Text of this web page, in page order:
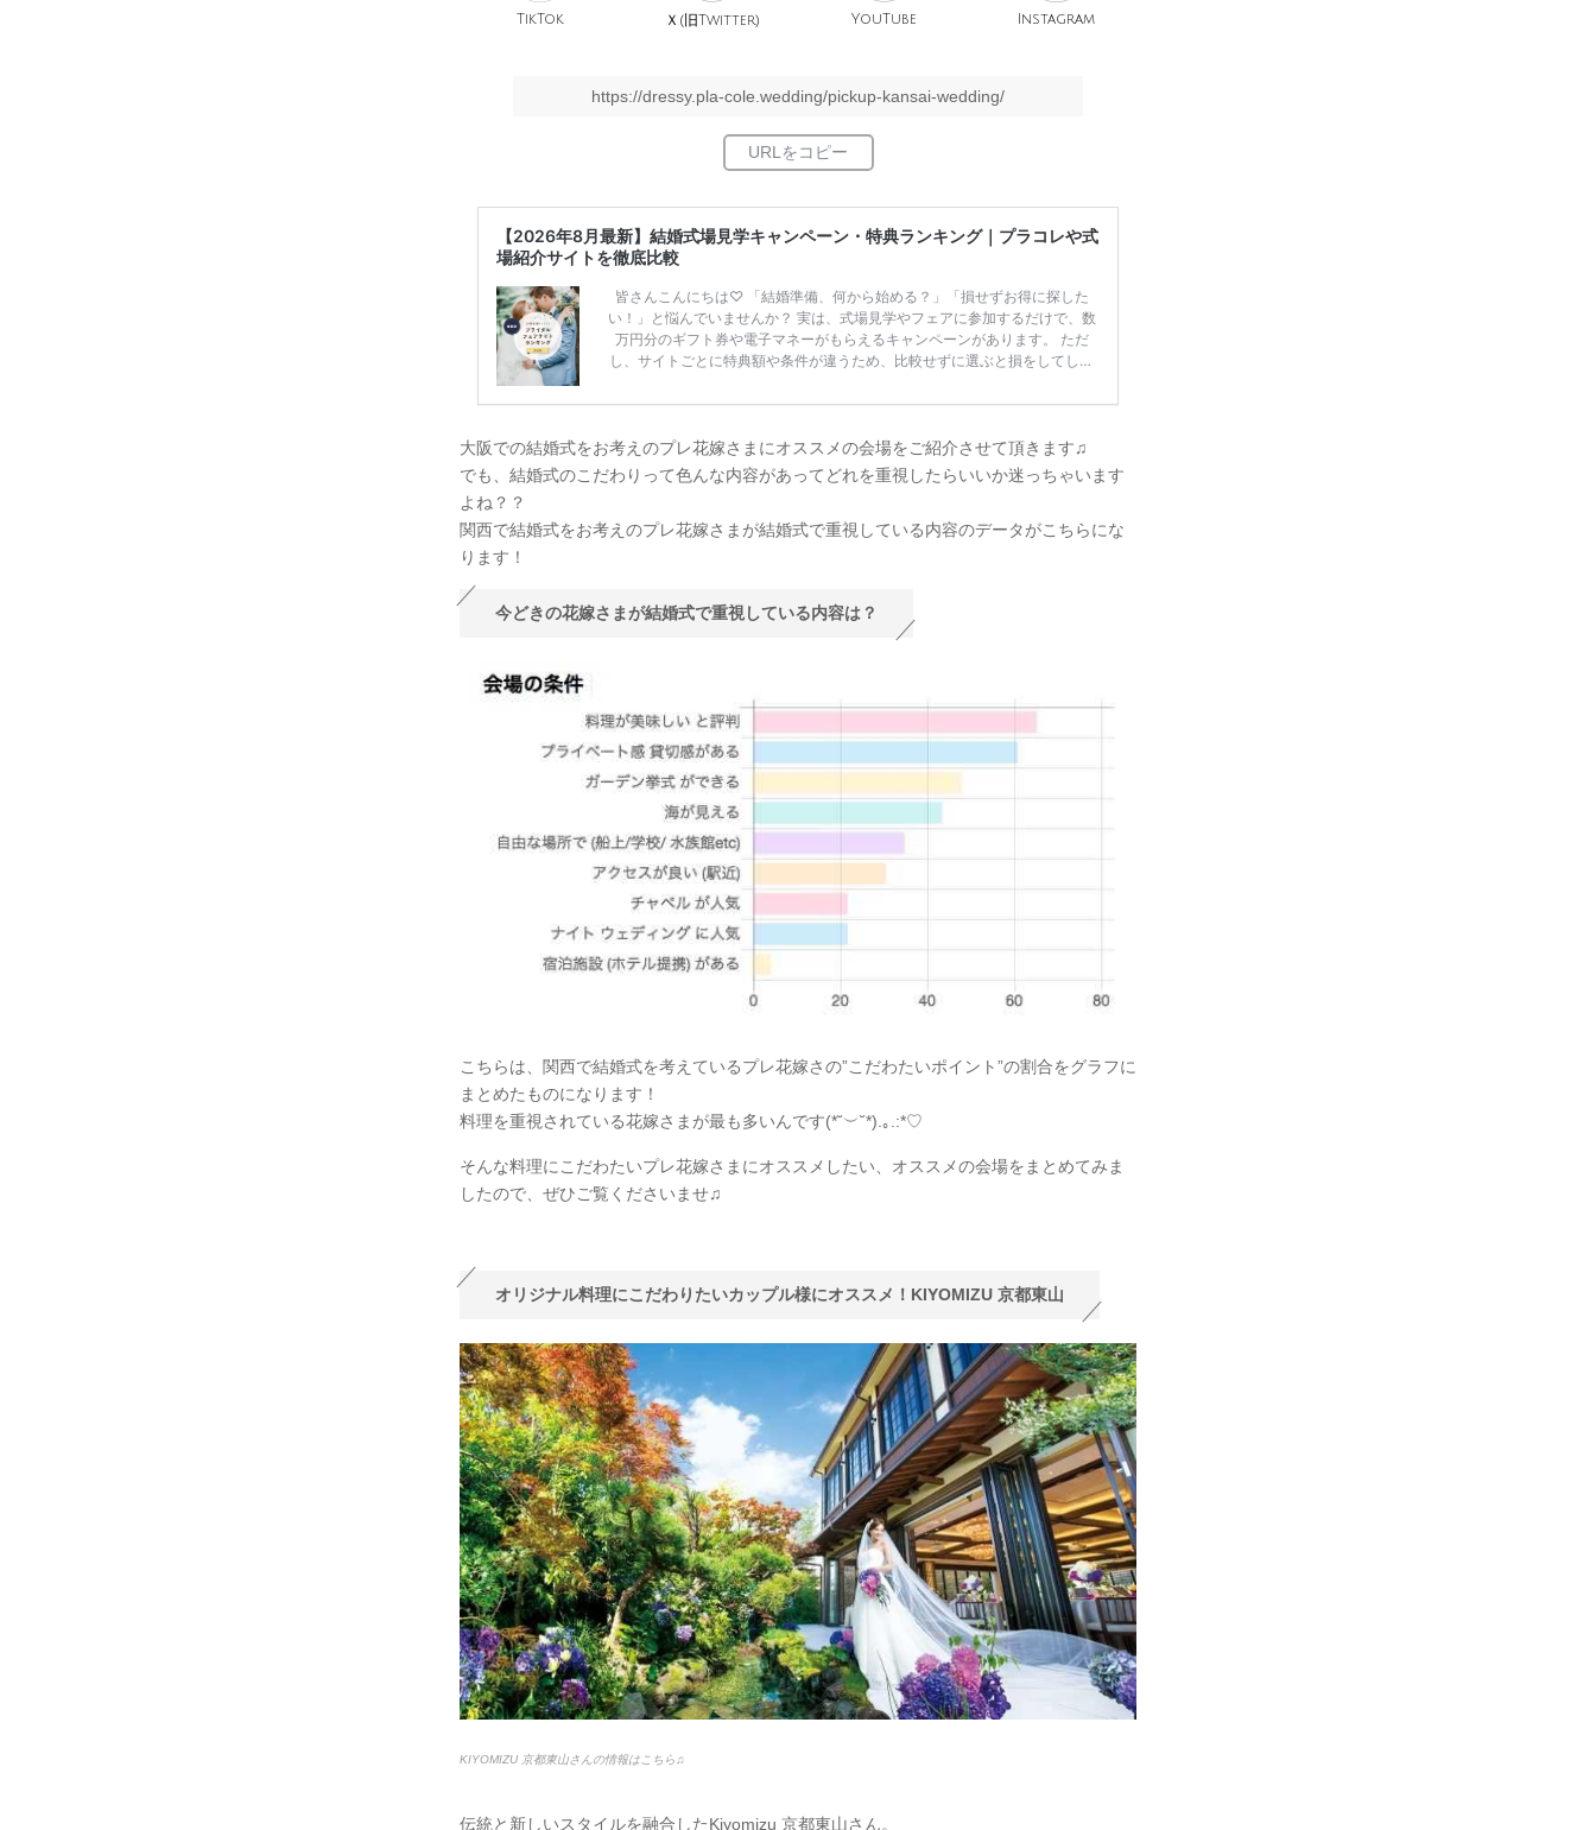
TikTok Ｘ(旧Twitter) YouTube Instagram
https://dressy.pla-cole.wedding/pickup-kansai-wedding/
【2026年8月最新】結婚式場見学キャンペーン・特典ランキング｜プラコレや式
場紹介サイトを徹底比較
皆さんこんにちは♡ 「結婚準備、何から始める？」「損せずお得に探した
い！」と悩んでいませんか？ 実は、式場見学やフェアに参加するだけで、数
万円分のギフト券や電子マネーがもらえるキャンペーンがあります。 ただ
し、サイトごとに特典額や条件が違うため、比較せずに選ぶと損をしてしま
ンペーン特典ランキングを公開！ 比較サイト：プラコレ、ゼクシィ、ハナユ
得？」「プラコレの特典は？」といった疑問も解決します。 まずは診断で候
補を絞れる「ウェディング診断」か、体験型 […] 続きを読む
大阪での結婚式をお考えのプレ花嫁さまにオススメの会場をご紹介させて頂きます♫
でも、結婚式のこだわりって色んな内容があってどれを重視したらいいか迷っちゃいます
よね？？
関西で結婚式をお考えのプレ花嫁さまが結婚式で重視している内容のデータがこちらにな
ります！
今どきの花嫁さまが結婚式で重視している内容は？
こちらは、関西で結婚式を考えているプレ花嫁さの”こだわたいポイント”の割合をグラフに
まとめたものになります！
料理を重視されている花嫁さまが最も多いんです(*˘︶˘*).｡.:*♡
そんな料理にこだわたいプレ花嫁さまにオススメしたい、オススメの会場をまとめてみま
したので、ぜひご覧くださいませ♫
オリジナル料理にこだわりたいカップル様にオススメ！KIYOMIZU 京都東山
KIYOMIZU 京都東山さんの情報はこちら♫
伝統と新しいスタイルを融合したKiyomizu 京都東山さん。